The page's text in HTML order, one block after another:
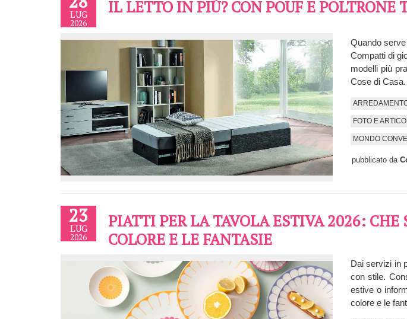
LUG
2026
IL LETTO IN PIÙ? CON POUF E POLTRONE
Quando
Compatti di
modelli più
Cose di Casa.
FOTO E
MONDO
pubblicato da
23
LUG
2026
PIATTI PER LA TAVOLA ESTIVA 2026:
COLORE E LE FANTASIE
Dai servizi in
con stile.
estive o
colore e le